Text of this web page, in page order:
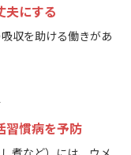
にする
収を助ける働きがあ
慣病を予防